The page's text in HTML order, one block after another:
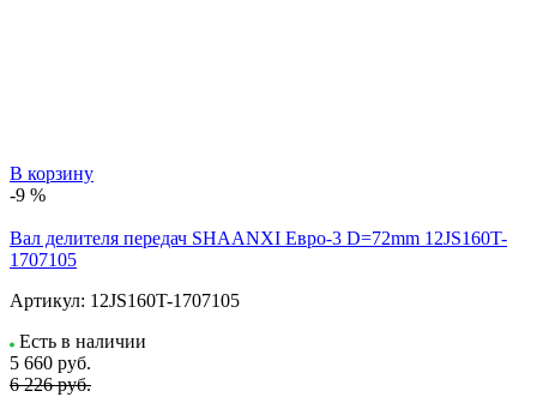
В корзину
-9 %
Вал делителя передач SHAANXI Евро-3 D=72mm 12JS160T-
1707105
Артикул: 12JS160T-1707105
Есть в наличии
5 660 руб.
6 226 руб.